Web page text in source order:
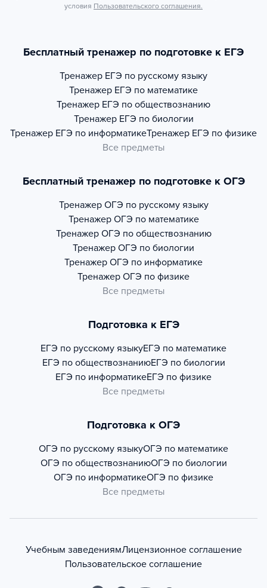
условия Пользовательского соглашения.
Бесплатный тренажер по подготовке к ЕГЭ
Тренажер ЕГЭ по русскому языку
Тренажер ЕГЭ по математике
Тренажер ЕГЭ по обществознанию
Тренажер ЕГЭ по биологии
Тренажер ЕГЭ по информатикеТренажер ЕГЭ по физике
Все предметы
Бесплатный тренажер по подготовке к ОГЭ
Тренажер ОГЭ по русскому языку
Тренажер ОГЭ по математике
Тренажер ОГЭ по обществознанию
Тренажер ОГЭ по биологии
Тренажер ОГЭ по информатике
Тренажер ОГЭ по физике
Все предметы
Подготовка к ЕГЭ
ЕГЭ по русскому языкуЕГЭ по математике
ЕГЭ по обществознаниюЕГЭ по биологии
ЕГЭ по информатикеЕГЭ по физике
Все предметы
Подготовка к ОГЭ
ОГЭ по русскому языкуОГЭ по математике
ОГЭ по обществознаниюОГЭ по биологии
ОГЭ по информатикеОГЭ по физике
Все предметы
Учебным заведениямЛицензионное соглашение
Пользовательское соглашение